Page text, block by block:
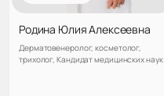
Родина Юлия Алексеевна
Дерматовенеролог, косметолог,
трихолог, Кандидат медицинских наук